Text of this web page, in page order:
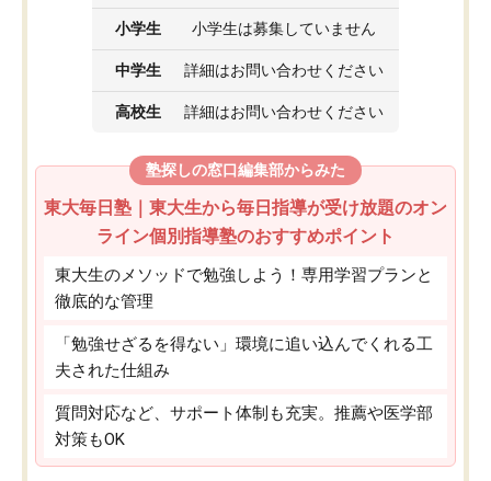
小学生 小学生は募集していません
中学生 詳細はお問い合わせください
高校生 詳細はお問い合わせください
塾探しの窓口編集部からみた
東大毎日塾｜東大生から毎日指導が受け放題のオン
ライン個別指導塾のおすすめポイント
東大生のメソッドで勉強しよう！専用学習プランと
徹底的な管理
「勉強せざるを得ない」環境に追い込んでくれる工
夫された仕組み
質問対応など、サポート体制も充実。推薦や医学部
対策もOK